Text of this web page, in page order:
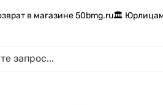
в магазине 50bmg.ru🏛️